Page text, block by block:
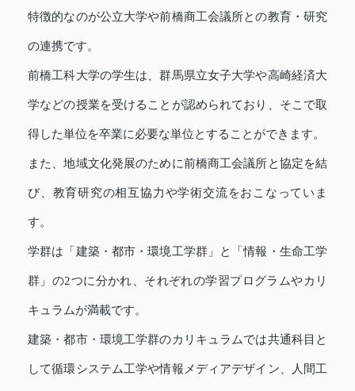
特徴的なのが公立大学や前橋商工会議所との教育・研究
の連携です。
前橋工科大学の学生は、群馬県立女子大学や高崎経済大
学などの授業を受けることが認められており、そこで取
得した単位を卒業に必要な単位とすることができます。
また、地域文化発展のために前橋商工会議所と協定を結
び、教育研究の相互協力や学術交流をおこなっていま
す。
学群は「建築・都市・環境工学群」と「情報・生命工学
群」の2つに分かれ、それぞれの学習プログラムやカリ
キュラムが満載です。
建築・都市・環境工学群のカリキュラムでは共通科目と
して循環システム工学や情報メディアデザイン、人間工